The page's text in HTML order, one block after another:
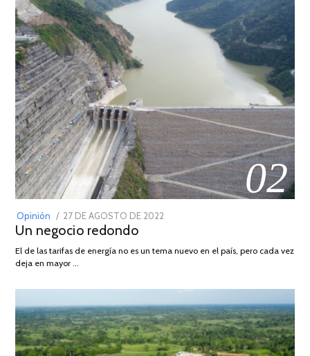
02
Opinión
POSTED
ON
27 DE AGOSTO DE 2022
DE
Un negocio redondo
El de las tarifas de energía no es un tema nuevo en el país, pero cada vez
deja en mayor …